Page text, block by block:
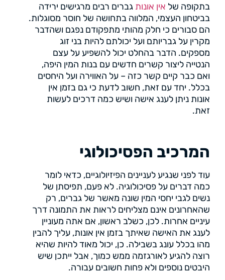
בתקופה של אין אונות גברים רבים מרגישים ירידה
בביטחון העצמי, המלווה בתחושה של חוסר מסוגלות.
הם סבורים כי חלק מהותי מתפקודם נפגם ושהדבר
מקרין על גבריותם ועל יכולתם להיות בני זוג
מספקים. הדבר בהחלט יכול להשפיע על עצם
הנטייה ליצור קשרים חדשים עם בנות המין היפה,
ואם כבר קיים קשר כזה – על האווירה ועל היחסים
בכלל. יחד עם זאת, חשוב לדעת כי גם בזמן אין
אונות ניתן לענג אישה ושיש כמה דרכים לעשות
זאת.
המרכיב הפסיכולוגי
עוד לפני שנגיע לעניינים הפיזיולוגיים, כדאי לומר
כמה דברים על פסיכולוגיה. לא פעם, תפיסתן של
נשים לגבי יחסי המין שונה מאשר של גברים, רק
שהאחרונים אינם מצליחים לראות את התמונה דרך
עיניים אחרות. לכן, כשלב ראשון, אם אתה מעוניין
לענג את האישה שאיתך בזמן אין אונות, עליך להבין
מהו בכלל עונג בשבילה. כן, יכול מאוד להיות שהיא
רוצה להגיע לאורגזמה ממש כמוך, אבל ייתכן שיש
היבטים נוספים ולא פחות חשובים עבורה.